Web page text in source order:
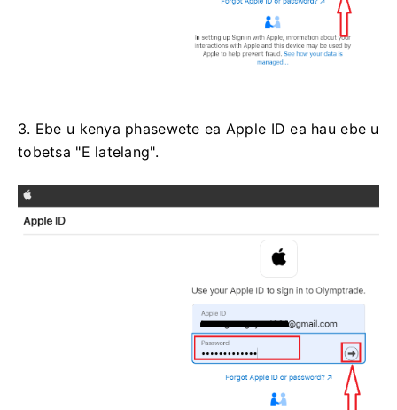
3. Ebe u kenya phasewete ea Apple ID ea hau ebe u
tobetsa "E latelang".